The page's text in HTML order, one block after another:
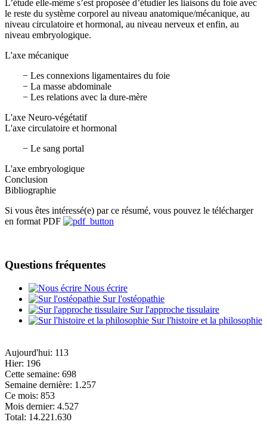
L’étude elle-même s’est proposée d’étudier les liaisons du foie avec
le reste du système corporel au niveau anatomique/mécanique, au
niveau circulatoire et hormonal, au niveau nerveux et enfin, au
niveau embryologique.
L'axe mécanique
− Les connexions ligamentaires du foie
− La masse abdominale
− Les relations avec la dure-mère
L'axe Neuro-végétatif
L'axe circulatoire et hormonal
− Le sang portal
L'axe embryologique
Conclusion
Bibliographie
Si vous êtes intéressé(e) par ce résumé, vous pouvez le télécharger
en format PDF
Questions fréquentes
Nous écrire
Sur l'ostéopathie
Sur l'approche tissulaire
Sur l'histoire et la philosophie
Aujourd'hui: 113
Hier: 196
Cette semaine: 698
Semaine dernière: 1.257
Ce mois: 853
Mois dernier: 4.527
Total: 14.221.630